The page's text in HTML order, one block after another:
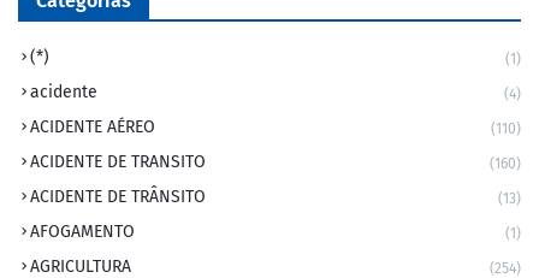
(*) (1)
acidente (4)
ACIDENTE AÉREO (110)
ACIDENTE DE TRANSITO (160)
ACIDENTE DE TRÂNSITO (13)
AFOGAMENTO (1)
AGRICULTURA (254)